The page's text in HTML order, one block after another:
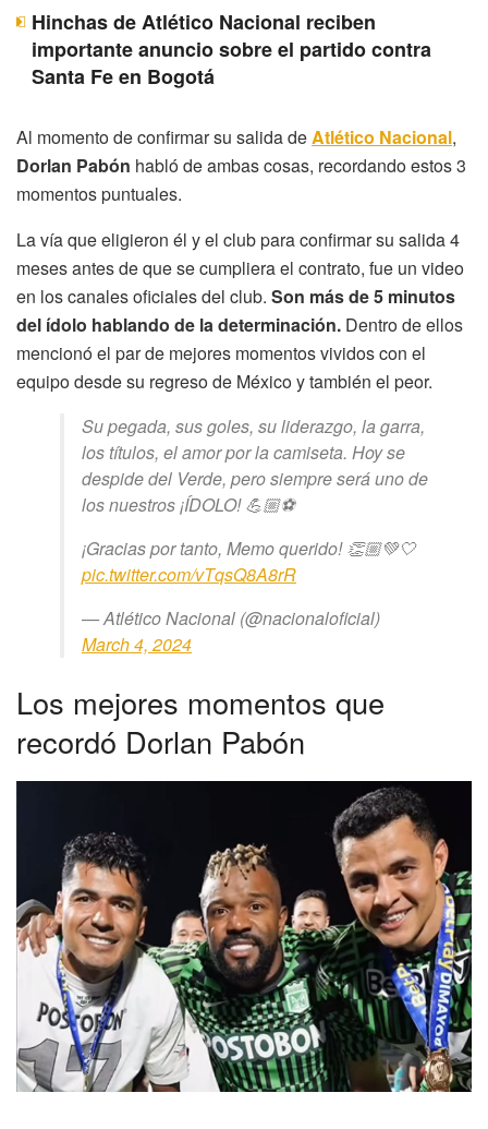
Hinchas de Atlético Nacional reciben
importante anuncio sobre el partido contra
Santa Fe en Bogotá
Al momento de confirmar su salida deAtlético Nacional,
Dorlan Pabón habló de ambas cosas, recordando estos 3
momentos puntuales.
La vía que eligieron él y el club para confirmar su salida 4
meses antes de que se cumpliera el contrato, fue un video
en los canales oficiales del club. Son más de 5 minutos
del ídolo hablando de la determinación. Dentro de ellos
mencionó el par de mejores momentos vividos con el
equipo desde su regreso de México y también el peor.
Su pegada, sus goles, su liderazgo, la garra,
los títulos, el amor por la camiseta. Hoy se
despide del Verde, pero siempre será uno de
los nuestros ¡ÍDOLO! 💪🏼⚽️
¡Gracias por tanto, Memo querido! 👏🏼💚🤍
pic.twitter.com/vTqsQ8A8rR
— Atlético Nacional (@nacionaloficial)
March 4, 2024
Los mejores momentos que
recordó Dorlan Pabón